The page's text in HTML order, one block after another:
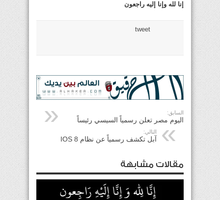
إنا لله وإنا إليه راجعون
tweet
السابق:
اليوم مصر تعلن رسمياً السيسي رئيساً
التالي:
آبل تكشف رسمياً عن نظام IOS 8
مقالات مشابهة